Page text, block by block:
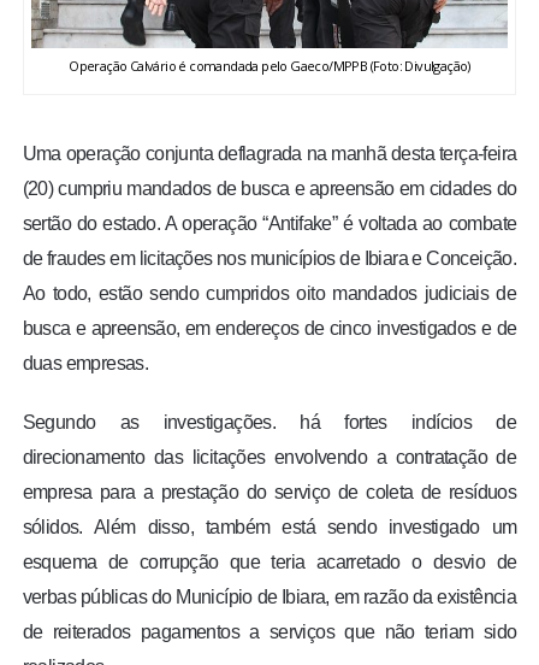
COLUNISTAS
Operação Calvário é comandada pelo Gaeco/MPPB (Foto: Divulgação)
Uma operação conjunta deflagrada na manhã desta terça-feira
(20) cumpriu mandados de busca e apreensão em cidades do
sertão do estado. A operação “Antifake” é voltada ao combate
de fraudes em licitações nos municípios de Ibiara e Conceição.
Ao todo, estão sendo cumpridos oito mandados judiciais de
busca e apreensão, em endereços de cinco investigados e de
duas empresas.
Segundo as investigações. há fortes indícios de
direcionamento das licitações envolvendo a contratação de
empresa para a prestação do serviço de coleta de resíduos
sólidos. Além disso, também está sendo investigado um
esquema de corrupção que teria acarretado o desvio de
verbas públicas do Município de Ibiara, em razão da existência
de reiterados pagamentos a serviços que não teriam sido